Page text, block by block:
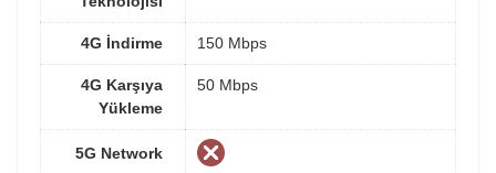
4G İndirme 150 Mbps
4G Karşıya
Yükleme
50 Mbps
5G Network